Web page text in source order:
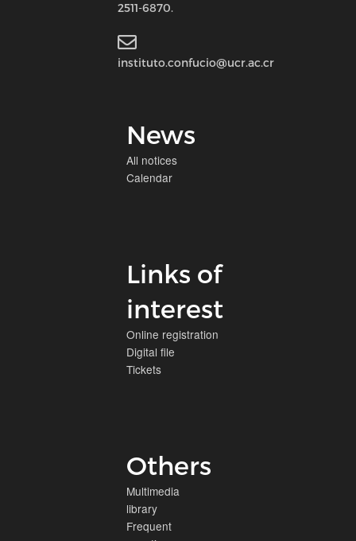
2511-6870.
instituto.confucio@ucr.ac.cr
News
All notices
Calendar
Links of
interest
Online registration
Digital file
Tickets
Others
Multimedia
library
Frequent